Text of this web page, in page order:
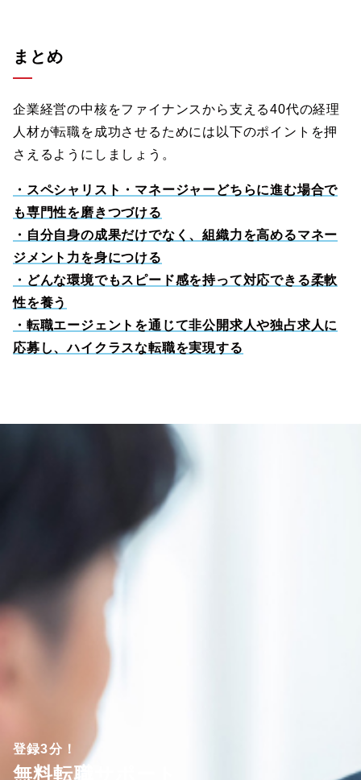
まとめ
企業経営の中核をファイナンスから支える40代の経理
人材が転職を成功させるためには以下のポイントを押
さえるようにしましょう。
・スペシャリスト・マネージャーどちらに進む場合で
も専門性を磨きつづける
・自分自身の成果だけでなく、組織力を高めるマネー
ジメント力を身につける
・どんな環境でもスピード感を持って対応できる柔軟
性を養う
・転職エージェントを通じて非公開求人や独占求人に
応募し、ハイクラスな転職を実現する
登録3分！
無料転職サポート